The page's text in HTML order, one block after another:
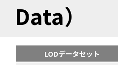
Data）
LODデータセット